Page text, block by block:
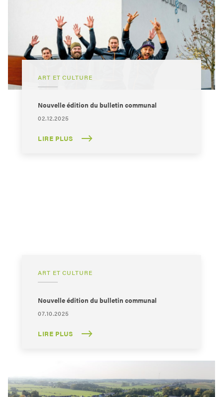
ART ET CULTURE
Nouvelle édition du bulletin communal
02.12.2025
LIRE PLUS
ART ET CULTURE
Nouvelle édition du bulletin communal
07.10.2025
LIRE PLUS